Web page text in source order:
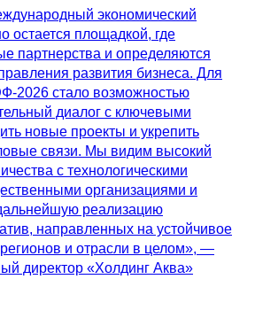
экономический
остается площадкой, где
партнерства и определяются
развития бизнеса. Для
2026 стало возможностью
диалог с ключевыми
новые проекты и укрепить
связи. Мы видим высокий
с технологическими
организациями и
реализацию
направленных на устойчивое
и отрасли в целом», —
директор «Холдинг Аква»